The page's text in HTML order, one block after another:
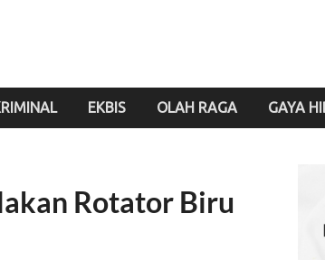
EKBIS OLAH RAGA GAYA
Rotator Biru